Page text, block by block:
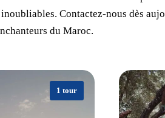
Contactez-nous dès
du Maroc.
1 tour